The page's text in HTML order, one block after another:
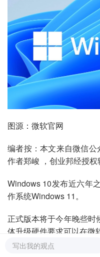
图源：微软官网
编者按：本文来自微信公
作者郑峻 ，创业邦经授权
Windows 10发布近六年
作系统Windows 11。
正式版本将于今年晚些
体升级硬件要求可以在微
划将在下周提供早期预览
写出我的观点